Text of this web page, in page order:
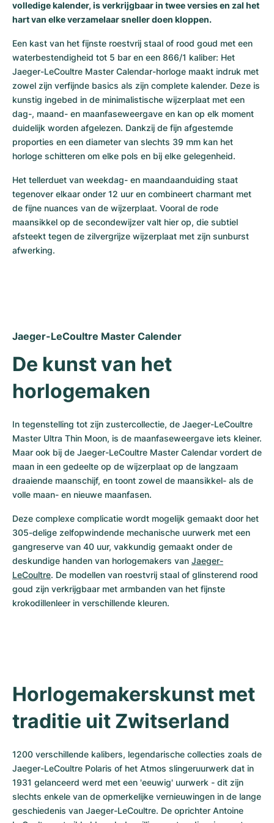
Milgauss
Oyster Perpetual
Yacht-Master
Yacht-Master II
Sea-Dweller
Sky-Dweller
Submariner
Dameshorloges
Ronde
Rotonde
Crash
Pasha
Tortue
Baignoire
Ballon Blanc
Roadster
Gebruikte horloges
Professional
Bentley
Transocean
Cockpit
Chronospace
Super Avenger
Galactic
Montbrillant
Gebruikte horloges
Formula 1
Grand Carrera
Gebruikte horloges
Dameshorloges
Portofino
Portugieser
Da Vinci
Aquatimer
Spitfire
GST
Vintage
Gebruikte horloges
Spirit of Big Bang
King Power
Gebruikte horloges
volledige kalender, is verkrijgbaar in twee versies en zal het
hart van elke verzamelaar sneller doen kloppen.
Een kast van het fijnste roestvrij staal of rood goud met een
waterbestendigheid tot 5 bar en een 866/1 kaliber: Het
Jaeger-LeCoultre Master Calendar-horloge maakt indruk met
zowel zijn verfijnde basics als zijn complete kalender. Deze is
kunstig ingebed in de minimalistische wijzerplaat met een
dag-, maand- en maanfaseweergave en kan op elk moment
duidelijk worden afgelezen. Dankzij de fijn afgestemde
proporties en een diameter van slechts 39 mm kan het
horloge schitteren om elke pols en bij elke gelegenheid.
Het tellerduet van weekdag- en maandaanduiding staat
tegenover elkaar onder 12 uur en combineert charmant met
de fijne nuances van de wijzerplaat. Vooral de rode
maansikkel op de secondewijzer valt hier op, die subtiel
afsteekt tegen de zilvergrijze wijzerplaat met zijn sunburst
afwerking.
Jaeger-LeCoultre Master Calender
De kunst van het
horlogemaken
In tegenstelling tot zijn zustercollectie, de Jaeger-LeCoultre
Master Ultra Thin Moon, is de maanfaseweergave iets kleiner.
Maar ook bij de Jaeger-LeCoultre Master Calendar vordert de
maan in een gedeelte op de wijzerplaat op de langzaam
draaiende maanschijf, en toont zowel de maansikkel- als de
volle maan- en nieuwe maanfasen.
Deze complexe complicatie wordt mogelijk gemaakt door het
305-delige zelfopwindende mechanische uurwerk met een
gangreserve van 40 uur, vakkundig gemaakt onder de
deskundige handen van horlogemakers van Jaeger-
LeCoultre. De modellen van roestvrij staal of glinsterend rood
goud zijn verkrijgbaar met armbanden van het fijnste
krokodillenleer in verschillende kleuren.
Horlogemakerskunst met
traditie uit Zwitserland
1200 verschillende kalibers, legendarische collecties zoals de
Jaeger-LeCoultre Polaris of het Atmos slingeruurwerk dat in
1931 gelanceerd werd met een 'eeuwig' uurwerk - dit zijn
slechts enkele van de opmerkelijke vernieuwingen in de lange
geschiedenis van Jaeger-LeCoultre. De oprichter Antoine